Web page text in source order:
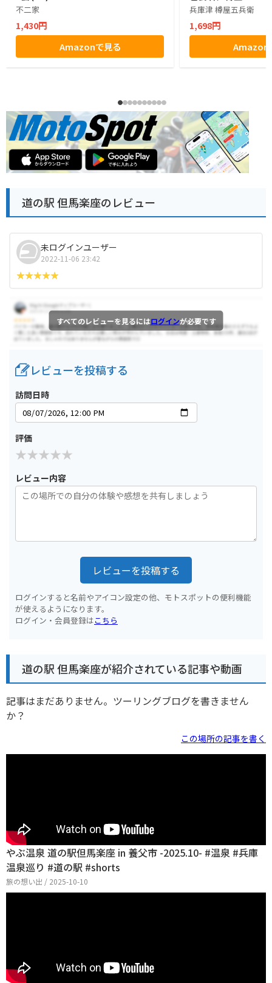
不二家
1,430円
Amazonで見る
兵庫津 樽屋五兵衛
1,698円
Amazon
道の駅 但馬楽座のレビュー
未ログインユーザー
2022-11-06 23:42
すべてのレビューを見るにはログインが必要です
レビューを投稿する
訪問日時
評価
レビュー内容
レビューを投稿する
ログインすると名前やアイコン設定の他、モトスポットの便利機能
が使えるようになります。
ログイン・会員登録はこちら
道の駅 但馬楽座が紹介されている記事や動画
記事はまだありません。ツーリングブログを書きません
か？
この場所の記事を書く
やぶ温泉 道の駅但馬楽座 in 養父市 -2025.10- #温泉 #兵庫
温泉巡り #道の駅 #shorts
旅の想い出 / 2025-10-10